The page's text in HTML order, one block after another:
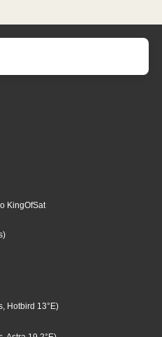
KingOfSat
Hotbird 13°E)